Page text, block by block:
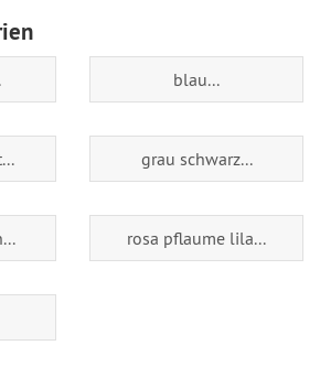
blau...
grau schwarz...
rosa pflaume lila...